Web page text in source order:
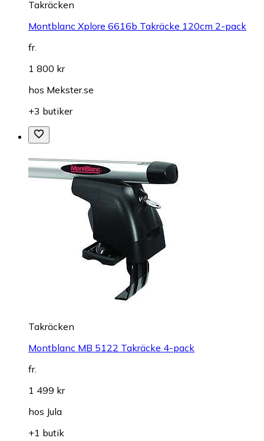
Takräcken
Montblanc Xplore 6616b Takräcke 120cm 2-pack
fr.
1 800 kr
hos Mekster.se
+3 butiker
Takräcken
Montblanc MB 5122 Takräcke 4-pack
fr.
1 499 kr
hos Jula
+1 butik